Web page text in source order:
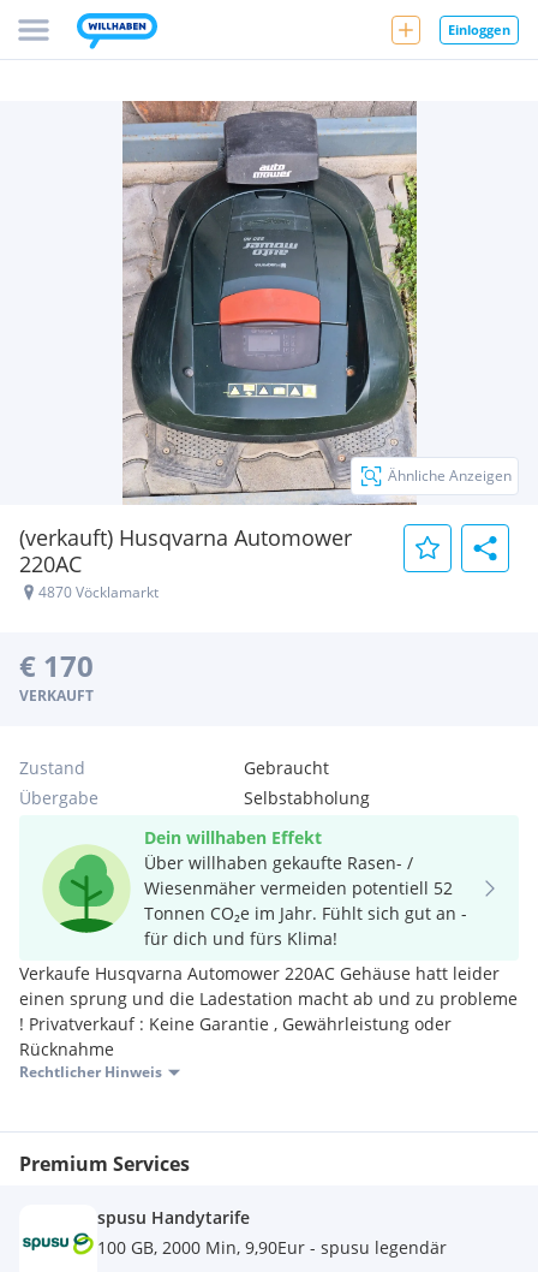
Einloggen
(verkauft) Husqvarna Automower
220AC
4870 Vöcklamarkt
Ähnliche Anzeigen
€ 170
VERKAUFT
Zustand
Gebraucht
Übergabe
Selbstabholung
Dein willhaben Effekt
Über willhaben gekaufte Rasen- /
Wiesenmäher vermeiden potentiell 52
Tonnen CO₂e im Jahr. Fühlt sich gut an -
für dich und fürs Klima!
Verkaufe Husqvarna Automower 220AC Gehäuse hatt leider
einen sprung und die Ladestation macht ab und zu probleme
! Privatverkauf : Keine Garantie , Gewährleistung oder
Rücknahme
Rechtlicher Hinweis
Premium Services
spusu Handytarife
100 GB, 2000 Min, 9,90Eur - spusu legendär